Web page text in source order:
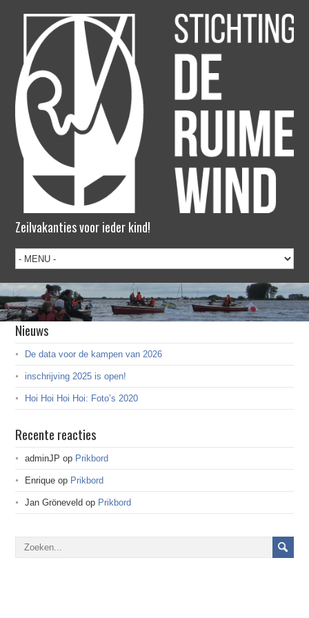
Zeilvakanties voor ieder kind!
Nieuws
De data voor de kampen van 2026
inschrijving 2025 is open!
Hoi Hoi Hoi Hoi: Foto’s 2020
Recente reacties
adminJP op Prikbord
Enrique op Prikbord
Jan Gröneveld op Prikbord